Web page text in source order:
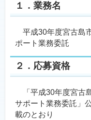
１．業務名
平成30年度宮古島
ポート業務委託
２．応募資格
「平成30年度宮古
サポート業務委託」
載のとおり